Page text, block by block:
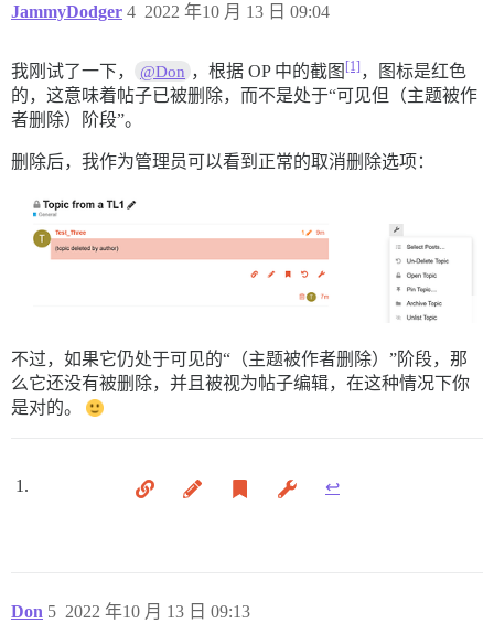
JammyDodger 2022 年10 月 13 日 09:04
4
我刚试了一下， @Don ，根据 OP 中的截图 [1] ，图标是红色
的，这意味着帖子已被删除，而不是处于“可见但（主题被作
者删除）阶段”。
删除后，我作为管理员可以看到正常的取消删除选项：
不过，如果它仍处于可见的“（主题被作者删除）”阶段，那
么它还没有被删除，并且被视为帖子编辑，在这种情况下你
是对的。
↩︎
Don 2022 年10 月 13 日 09:13
5